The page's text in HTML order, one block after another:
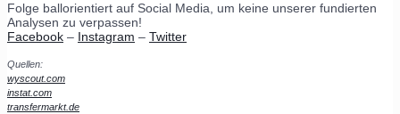
Folge ballorientiert auf Social Media, um keine unserer fundierten
Analysen zu verpassen!
Facebook – Instagram – Twitter
Quellen:
wyscout.com
instat.com
transfermarkt.de